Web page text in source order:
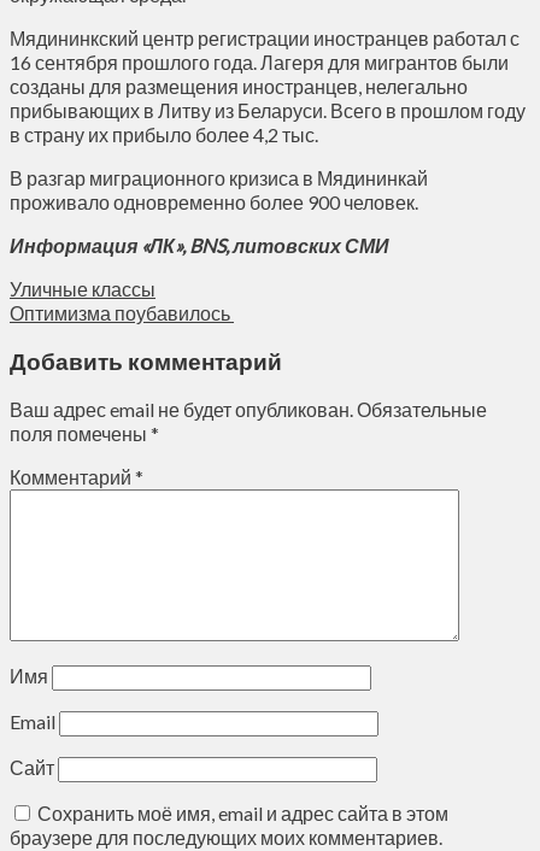
Мядининкский центр регистрации иностранцев работал с
16 сентября прошлого года. Лагеря для мигрантов были
созданы для размещения иностранцев, нелегально
прибывающих в Литву из Беларуси. Всего в прошлом году
в страну их прибыло более 4,2 тыс.
В разгар миграционного кризиса в Мядининкай
проживало одновременно более 900 человек.
Информация «ЛК», BNS, литовских СМИ
Уличные классы
Оптимизма поубавилось
Добавить комментарий
Ваш адрес email не будет опубликован.Обязательные
поля помечены *
Комментарий *
Имя
Email
Сайт
Сохранить моё имя, email и адрес сайта в этом
браузере для последующих моих комментариев.